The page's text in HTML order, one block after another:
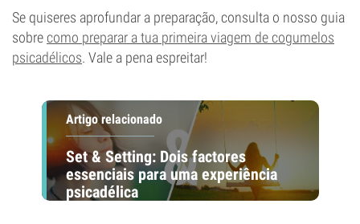
Se quiseres aprofundar a preparação, consulta o nosso guia
sobrecomo preparar a tua primeira viagem de cogumelos
psicadélicos. Vale a pena espreitar!
Artigo relacionado
Set & Setting: Dois factores
essenciais para uma experiência
psicadélica